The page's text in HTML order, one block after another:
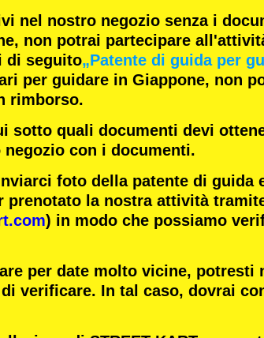
nel nostro negozio senza i
non potrai partecipare
di seguito„Patente di guida per
per guidare in Giappone, non
rimborso.
sotto quali documenti devi
con i documenti.
foto della patente di guida
prenotato la nostra attività
) in modo che possiamo
per date molto vicine, potresti
verificare. In tal caso, dovrai